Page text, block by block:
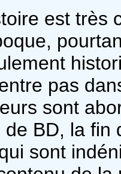
est très
pas
sont
BD, la
sont